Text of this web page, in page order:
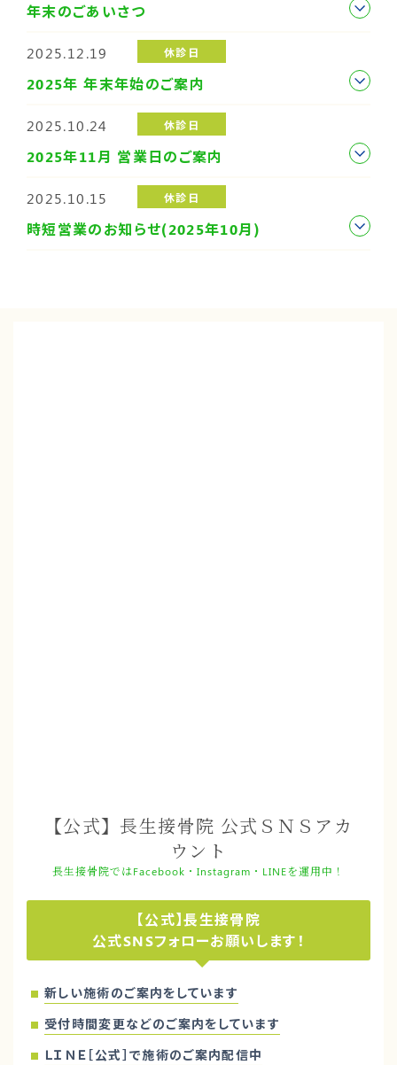
年末のごあいさつ
2025.12.19 休診日
2025年 年末年始のご案内
2025.10.24 休診日
2025年11月 営業日のご案内
2025.10.15 休診日
時短営業のお知らせ(2025年10月)
【公式】長生接骨院 公式ＳＮＳアカ
ウント
長生接骨院ではFacebook・Instagram・LINEを運用中！
【公式】長生接骨院
公式SNSフォローお願いします！
新しい施術のご案内をしています
受付時間変更などのご案内をしています
ＬＩＮＥ［公式］で施術のご案内配信中